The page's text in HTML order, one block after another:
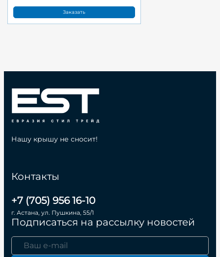
Заказать
Контакты
+7 (705) 956 16-10
г. Астана, ул. Пушкина, 55/1
Подписаться на рассылку новостей
Нашу крышу не сносит!